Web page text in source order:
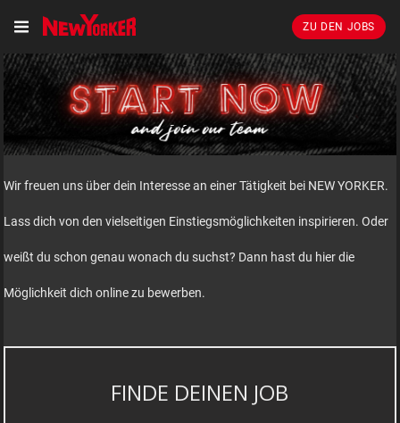
ZU DEN JOBS
Wir freuen uns über dein Interesse an einer Tätigkeit bei NEW YORKER.
Lass dich von den vielseitigen Einstiegsmöglichkeiten inspirieren. Oder
weißt du schon genau wonach du suchst? Dann hast du hier die
Möglichkeit dich online zu bewerben.
FINDE DEINEN JOB